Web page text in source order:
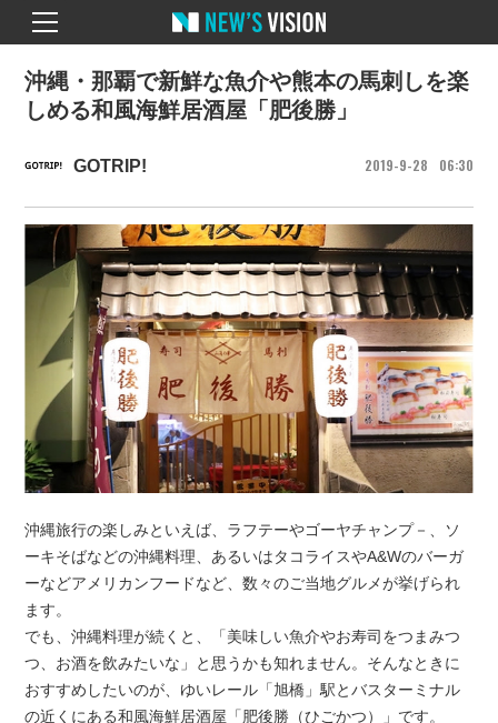
GOTRIP! 2019 9 28 06 30
沖縄・那覇で新鮮な魚介や熊本の馬刺しを楽
しめる和風海鮮居酒屋「肥後勝」
沖縄旅行の楽しみといえば、ラフテーやゴーヤチャンプ－、ソ
ーキそばなどの沖縄料理、あるいはタコライスやA&Wのバーガ
ーなどアメリカンフードなど、数々のご当地グルメが挙げられ
ます。
でも、沖縄料理が続くと、「美味しい魚介やお寿司をつまみつ
つ、お酒を飲みたいな」と思うかも知れません。そんなときに
おすすめしたいのが、ゆいレール「旭橋」駅とバスターミナル
の近くにある和風海鮮居酒屋「肥後勝（ひごかつ）」です。